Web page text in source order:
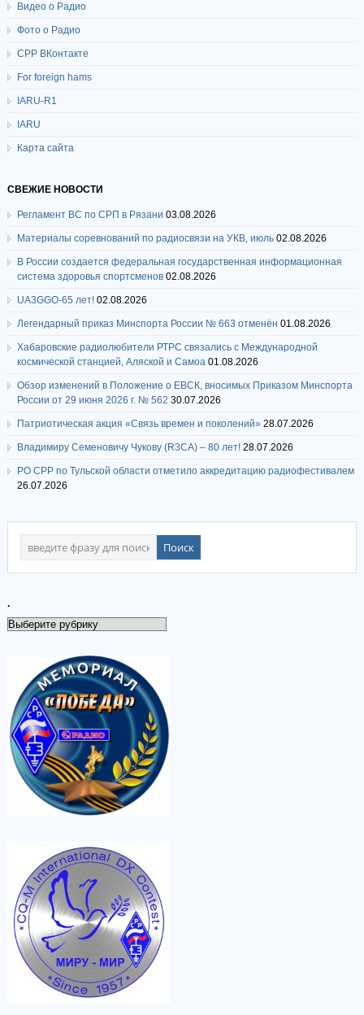
Видео о Радио
Фото о Радио
СРР ВКонтакте
For foreign hams
IARU-R1
IARU
Карта сайта
СВЕЖИЕ НОВОСТИ
Регламент ВС по СРП в Рязани 03.08.2026
Материалы соревнований по радиосвязи на УКВ, июль 02.08.2026
В России создается федеральная государственная информационная
система здоровья спортсменов 02.08.2026
UA3GGO-65 лет! 02.08.2026
Легендарный приказ Минспорта России № 663 отменён 01.08.2026
Хабаровские радиолюбители РТРС связались с Международной
космической станцией, Аляской и Самоа 01.08.2026
Обзор изменений в Положение о ЕВСК, вносимых Приказом Минспорта
России от 29 июня 2026 г. № 562 30.07.2026
Патриотическая акция «Связь времен и поколений» 28.07.2026
Владимиру Семеновичу Чукову (R3CA) – 80 лет! 28.07.2026
РО СРР по Тульской области отметило аккредитацию радиофестивалем
26.07.2026
.